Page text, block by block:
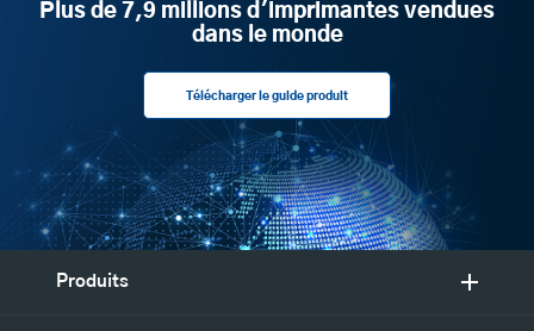
Plus de 7,9 millions d'imprimantes vendues
dans le monde
Télécharger le guide produit
Produits